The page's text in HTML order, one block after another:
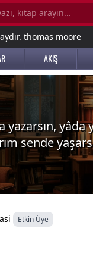
thomas moore
AKIŞ
yazarsın, yâda
sende
Etkin Üye